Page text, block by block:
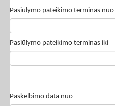
Pasiūlymo pateikimo terminas nuo
Pasiūlymo pateikimo terminas iki
Paskelbimo data nuo